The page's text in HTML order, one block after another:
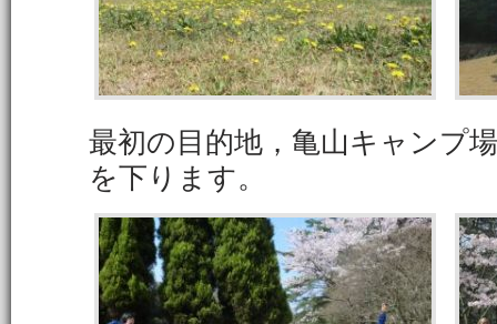
最初の目的地，亀山キャンプ
を下ります。